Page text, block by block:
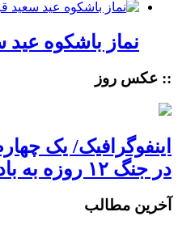
نماز باشکوه عید
:: عکس روز
اینفوگرافیک/ یک
در جنگ ۱۲ روزه به باد رفت
آخرین مطالب